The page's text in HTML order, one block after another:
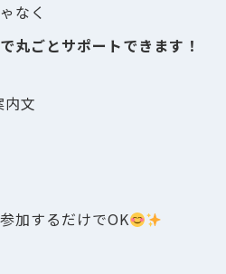
なく
丸ごとサポートできます！
文
加するだけでOK